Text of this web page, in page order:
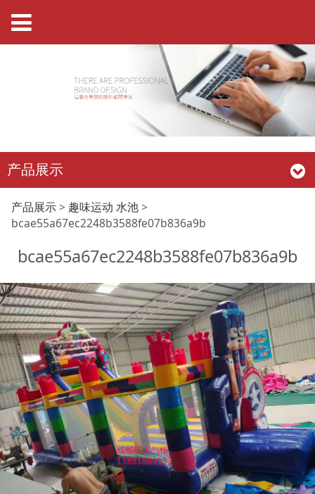
产品展示
产品展示> 趣味运动 水池>
bcae55a67ec2248b3588fe07b836a9b
bcae55a67ec2248b3588fe07b836a9b